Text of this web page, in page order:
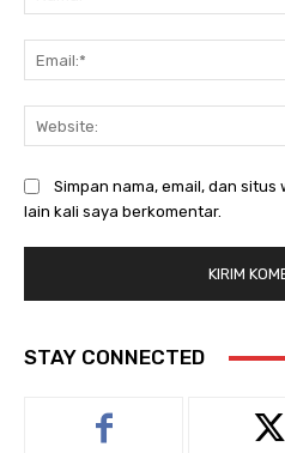
Simpan nama, email, dan
lain kali saya berkomentar.
STAY CONNECTED